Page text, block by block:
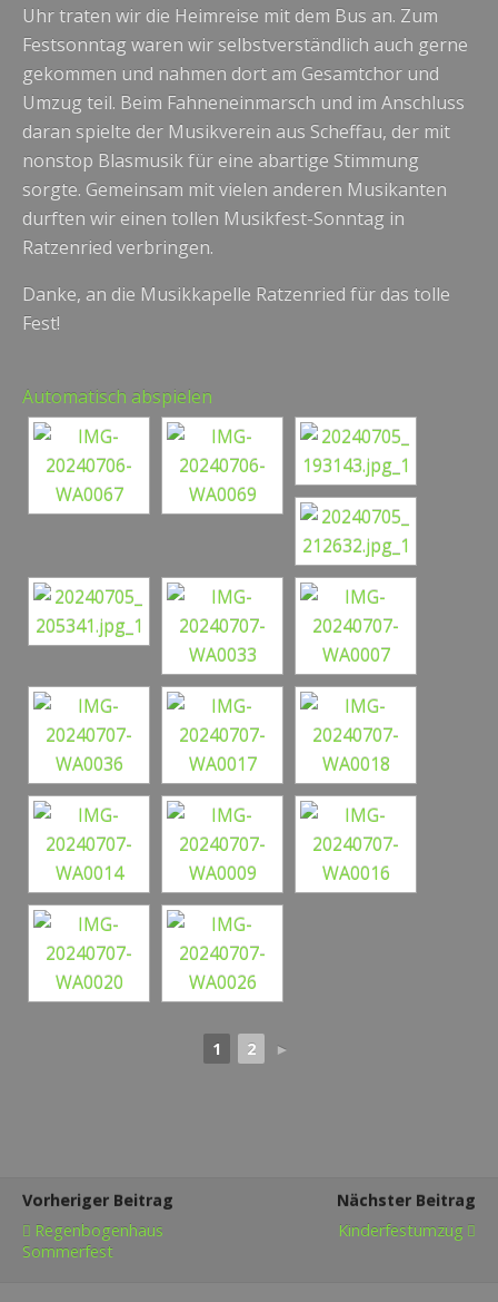
Uhr traten wir die Heimreise mit dem Bus an. Zum
Festsonntag waren wir selbstverständlich auch gerne
gekommen und nahmen dort am Gesamtchor und
Umzug teil. Beim Fahneneinmarsch und im Anschluss
daran spielte der Musikverein aus Scheffau, der mit
nonstop Blasmusik für eine abartige Stimmung
sorgte. Gemeinsam mit vielen anderen Musikanten
durften wir einen tollen Musikfest-Sonntag in
Ratzenried verbringen.
Danke, an die Musikkapelle Ratzenried für das tolle
Fest!
Automatisch abspielen
1 2 ►
Vorheriger Beitrag
Regenbogenhaus
Sommerfest
Nächster Beitrag
Kinderfestumzug